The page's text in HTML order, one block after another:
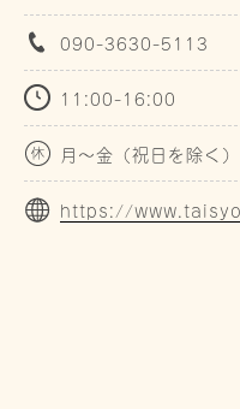
090-3630-5113
11:00-16:00
月～金（祝日を除く）
https://